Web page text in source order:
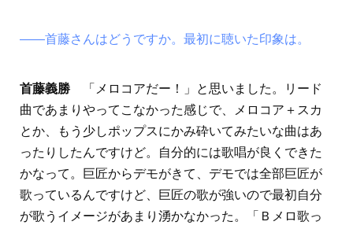
――首藤さんはどうですか。最初に聴いた印象は。
首藤義勝
「メロコアだー！」と思いました。リード
曲であまりやってこなかった感じで、メロコア＋スカ
とか、もう少しポップスにかみ砕いてみたいな曲はあ
ったりしたんですけど。自分的には歌唱が良くできた
かなって。巨匠からデモがきて、デモでは全部巨匠が
歌っているんですけど、巨匠の歌が強いので最初自分
が歌うイメージがあまり湧かなかった。「Ｂメロ歌っ